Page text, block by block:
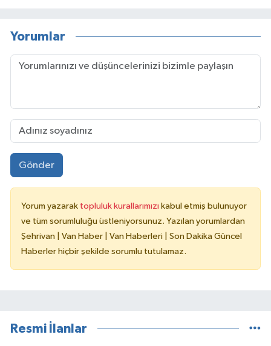
Yorumlar
Gönder
Yorum yazarak topluluk kurallarımızı kabul etmiş bulunuyor
ve tüm sorumluluğu üstleniyorsunuz. Yazılan yorumlardan
Şehrivan | Van Haber | Van Haberleri | Son Dakika Güncel
Haberler hiçbir şekilde sorumlu tutulamaz.
Resmi İlanlar